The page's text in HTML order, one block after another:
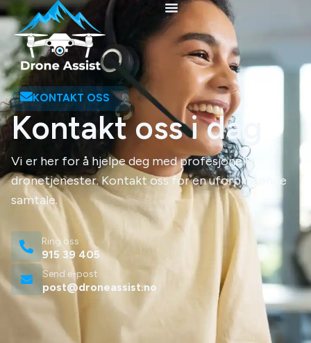
KONTAKT OSS
Kontakt oss i dag
Vi er her for å hjelpe deg med profesjonelle
dronetjenester. Kontakt oss for en uforpliktende
samtale.
Ring oss
915 39 405
Send e-post
post@droneassist.no